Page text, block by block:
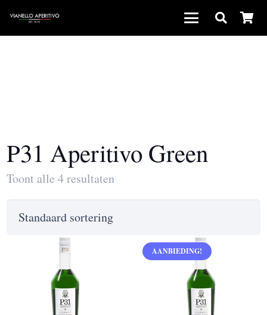
P31 Aperitivo Green
Toont alle 4 resultaten
AANBIEDING!